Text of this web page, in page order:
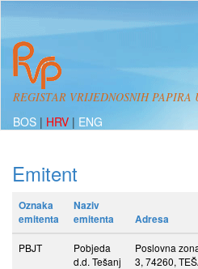
REGISTAR VRIJEDNOSNIH PAPIRA
BOS | HRV | ENG
Emitent
Oznaka
emitenta
Naziv
emitenta
Adresa
PBJT
Pobjeda
d.d. Tešanj
Poslovna
3, 74260,